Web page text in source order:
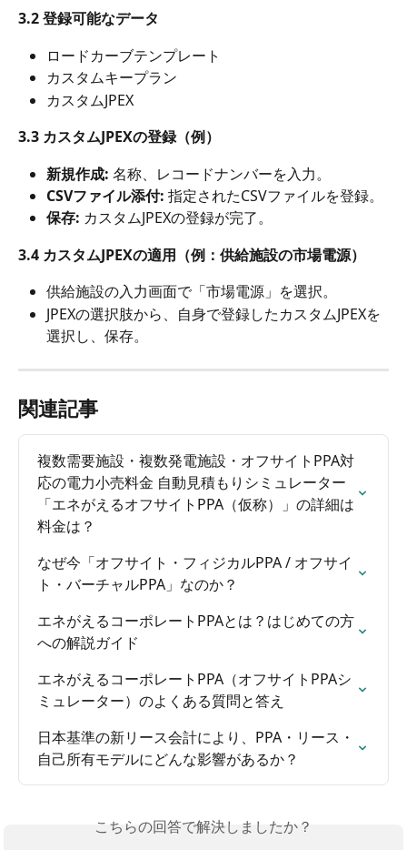
3.2 登録可能なデータ
ロードカーブテンプレート
カスタムキープラン
カスタムJPEX
3.3 カスタムJPEXの登録（例）
新規作成: 名称、レコードナンバーを入力。
CSVファイル添付: 指定されたCSVファイルを登録。
保存: カスタムJPEXの登録が完了。
3.4 カスタムJPEXの適用（例：供給施設の市場電源）
供給施設の入力画面で「市場電源」を選択。
JPEXの選択肢から、自身で登録したカスタムJPEXを
選択し、保存。
関連記事
複数需要施設・複数発電施設・オフサイトPPA対
応の電力小売料金 自動見積もりシミュレーター
「エネがえるオフサイトPPA（仮称）」の詳細は
料金は？
なぜ今「オフサイト・フィジカルPPA / オフサイ
ト・バーチャルPPA」なのか？
エネがえるコーポレートPPAとは？はじめての方
への解説ガイド
エネがえるコーポレートPPA（オフサイトPPAシ
ミュレーター）のよくある質問と答え
日本基準の新リース会計により、PPA・リース・
自己所有モデルにどんな影響があるか？
こちらの回答で解決しましたか？